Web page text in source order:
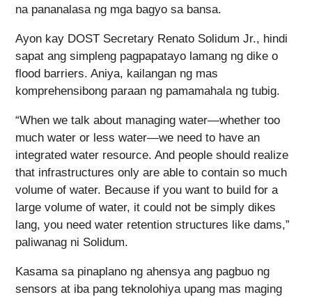
na pananalasa ng mga bagyo sa bansa.
Ayon kay DOST Secretary Renato Solidum Jr., hindi
sapat ang simpleng pagpapatayo lamang ng dike o
flood barriers. Aniya, kailangan ng mas
komprehensibong paraan ng pamamahala ng tubig.
“When we talk about managing water—whether too
much water or less water—we need to have an
integrated water resource. And people should realize
that infrastructures only are able to contain so much
volume of water. Because if you want to build for a
large volume of water, it could not be simply dikes
lang, you need water retention structures like dams,”
paliwanag ni Solidum.
Kasama sa pinaplano ng ahensya ang pagbuo ng
sensors at iba pang teknolohiya upang mas maging